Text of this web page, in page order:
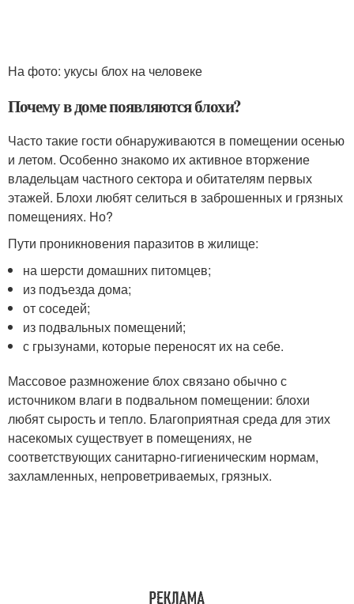
На фото: укусы блох на человеке
Почему в доме появляются блохи?
Часто такие гости обнаруживаются в помещении осенью
и летом. Особенно знакомо их активное вторжение
владельцам частного сектора и обитателям первых
этажей. Блохи любят селиться в заброшенных и грязных
помещениях. Но?
Пути проникновения паразитов в жилище:
на шерсти домашних питомцев;
из подъезда дома;
от соседей;
из подвальных помещений;
с грызунами, которые переносят их на себе.
Массовое размножение блох связано обычно с
источником влаги в подвальном помещении: блохи
любят сырость и тепло. Благоприятная среда для этих
насекомых существует в помещениях, не
соответствующих санитарно-гигиеническим нормам,
захламленных, непроветриваемых, грязных.